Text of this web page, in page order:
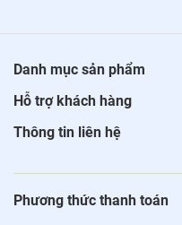
Danh mục sản phẩm
Hỗ trợ khách hàng
Thông tin liên hệ
Phương thức thanh toán